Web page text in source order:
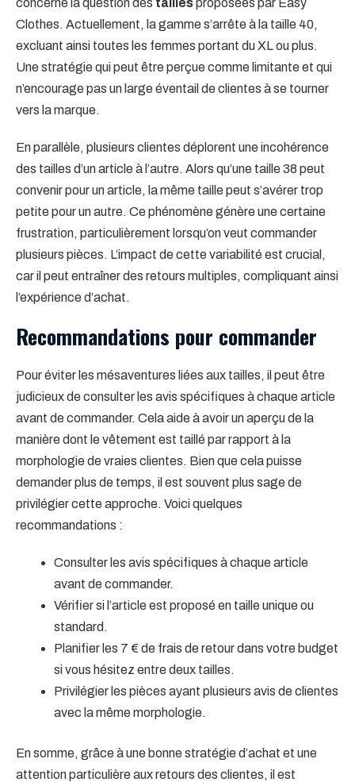
Clothes. Actuellement, la gamme s’arrête à la taille 40,
excluant ainsi toutes les femmes portant du XL ou plus.
Une stratégie qui peut être perçue comme limitante et qui
n’encourage pas un large éventail de clientes à se tourner
vers la marque.
En parallèle, plusieurs clientes déplorent une incohérence
des tailles d’un article à l’autre. Alors qu’une taille 38 peut
convenir pour un article, la même taille peut s’avérer trop
petite pour un autre. Ce phénomène génère une certaine
frustration, particulièrement lorsqu’on veut commander
plusieurs pièces. L’impact de cette variabilité est crucial,
car il peut entraîner des retours multiples, compliquant ainsi
l’expérience d’achat.
Recommandations pour commander
Pour éviter les mésaventures liées aux tailles, il peut être
judicieux de consulter les avis spécifiques à chaque article
avant de commander. Cela aide à avoir un aperçu de la
manière dont le vêtement est taillé par rapport à la
morphologie de vraies clientes. Bien que cela puisse
demander plus de temps, il est souvent plus sage de
privilégier cette approche. Voici quelques
recommandations :
Consulter les avis spécifiques à chaque article
avant de commander.
Vérifier si l’article est proposé en taille unique ou
standard.
Planifier les 7 € de frais de retour dans votre budget
si vous hésitez entre deux tailles.
Privilégier les pièces ayant plusieurs avis de clientes
avec la même morphologie.
En somme, grâce à une bonne stratégie d’achat et une
attention particulière aux retours des clientes, il est